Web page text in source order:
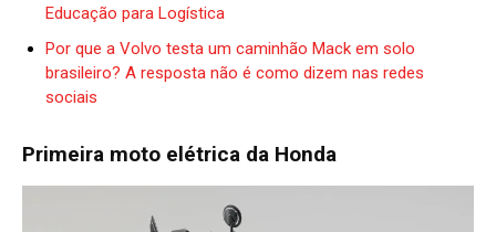
Educação para Logística
Por que a Volvo testa um caminhão Mack em solo
brasileiro? A resposta não é como dizem nas redes
sociais
Primeira moto elétrica da Honda